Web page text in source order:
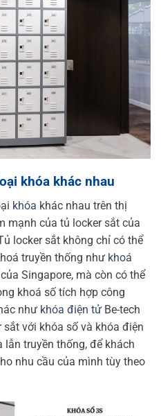
khóa khác nhau
khóa khác nhau trên thị
mạnh của tủ locker sắt của
locker sắt không chỉ có thể
truyền thống như khoá
Singapore, mà còn có thể
khoá số tích hợp công
như khóa điện tử Be-tech
sắt với khóa số và khóa điện
truyền thống, để khách
nhu cầu của mình tùy theo